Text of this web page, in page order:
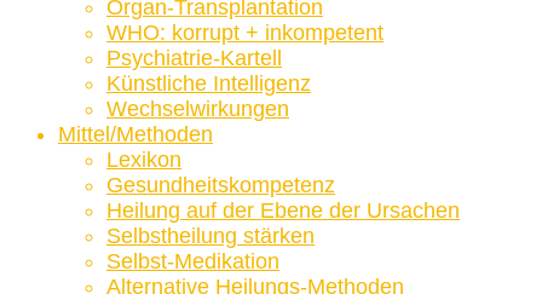
Organ-Transplantation
WHO: korrupt + inkompetent
Psychiatrie-Kartell
Künstliche Intelligenz
Wechselwirkungen
Mittel/Methoden
Lexikon
Gesundheitskompetenz
Heilung auf der Ebene der Ursachen
Selbstheilung stärken
Selbst-Medikation
Alternative Heilungs-Methoden